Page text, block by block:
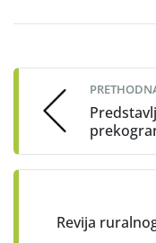
navigation
Revija